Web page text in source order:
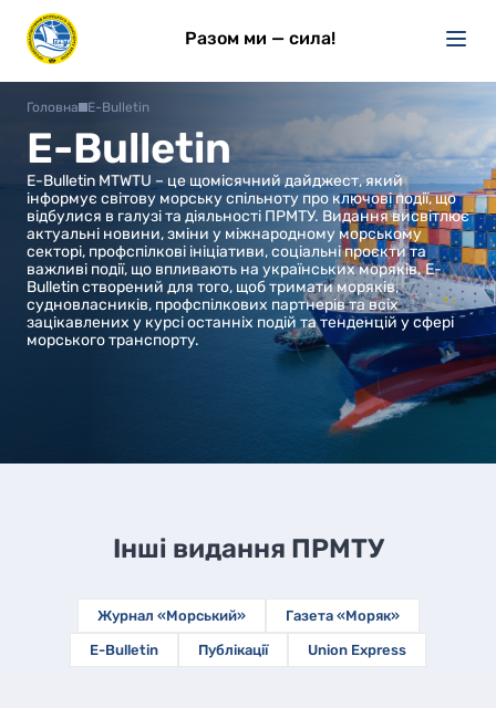
Разом ми — сила!
Головна E-Bulletin
E-Bulletin
E-Bulletin MTWTU – це щомісячний дайджест, який
інформує світову морську спільноту про ключові події, що
відбулися в галузі та діяльності ПРМТУ. Видання висвітлює
актуальні новини, зміни у міжнародному морському
секторі, профспілкові ініціативи, соціальні проєкти та
важливі події, що впливають на українських моряків. E-
Bulletin створений для того, щоб тримати моряків,
судновласників, профспілкових партнерів та всіх
зацікавлених у курсі останніх подій та тенденцій у сфері
морського транспорту.
Інші видання ПРМТУ
Журнал «Морський» Газета «Моряк»
E-Bulletin Публікації Union Express